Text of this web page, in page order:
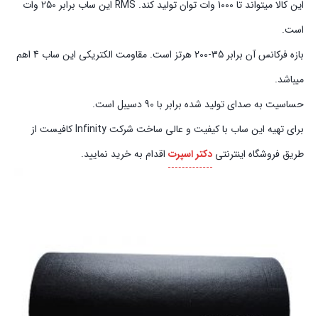
این کالا میتواند تا 1000 وات توان تولید کند. RMS این ساب برابر 250 وات
است.
بازه فرکانس آن برابر 35-200 هرتز است. مقاومت الکتریکی این ساب 4 اهم
میباشد.
حساسیت به صدای تولید شده برابر با 90 دسیبل است.
برای تهیه این ساب با کیفیت و عالی ساخت شرکت Infinity کافیست از
طریق فروشگاه اینترنتی دکتر اسپرت اقدام به خرید نمایید.